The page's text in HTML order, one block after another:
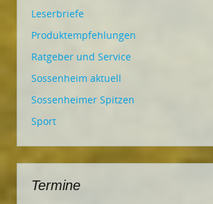
Leserbriefe
Produktempfehlungen
Ratgeber und Service
Sossenheim aktuell
Sossenheimer Spitzen
Sport
Termine